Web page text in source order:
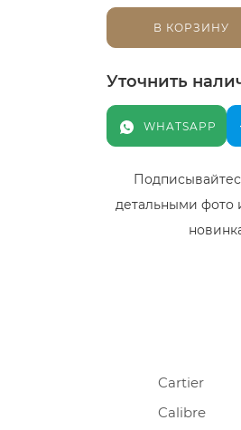
В КОРЗИНУ
Уточнить
WHATSAPP
детальными фото
Cartier
Calibre